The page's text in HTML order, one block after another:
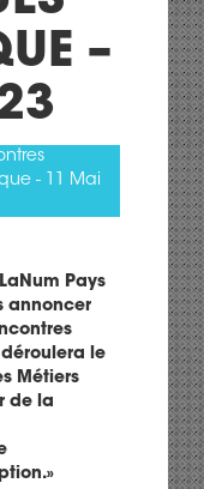
–
- 11 Mai
Pays
annoncer
déroulera le
Métiers
de la